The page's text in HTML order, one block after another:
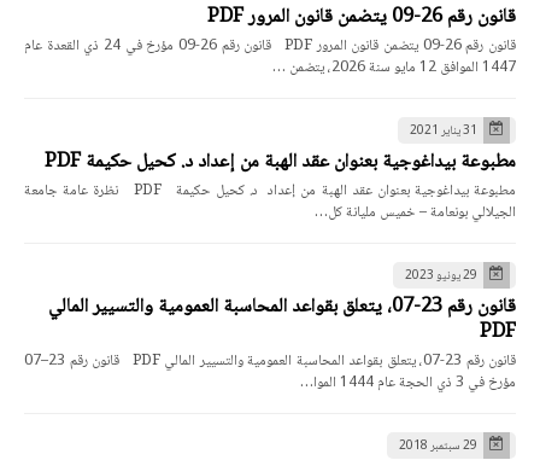
قانون رقم 26-09 يتضمن قانون المرور PDF
قانون رقم 26-09 يتضمن قانون المرور PDF قانون رقم 26-09 مؤرخ في 24 ذي القعدة عام
1447 الموافق 12 مايو سنة 2026، يتضمن …
31 يناير 2021
مطبوعة بيداغوجية بعنوان عقد الهبة من إعداد د. كحيل حكيمة PDF
مطبوعة بيداغوجية بعنوان عقد الهبة من إعداد د. كحيل حكيمة PDF نظرة عامة جامعة
الجيلالي بونعامة – خميس مليانة كل…
29 يونيو 2023
قانون رقم 23-07، يتعلق بقواعد المحاسبة العمومية والتسيير المالي
PDF
قانون رقم 23-07، يتعلق بقواعد المحاسبة العمومية والتسيير المالي PDF قانون رقم 23–07
مؤرخ في 3 ذي الحجة عام 1444 الموا…
29 سبتمبر 2018